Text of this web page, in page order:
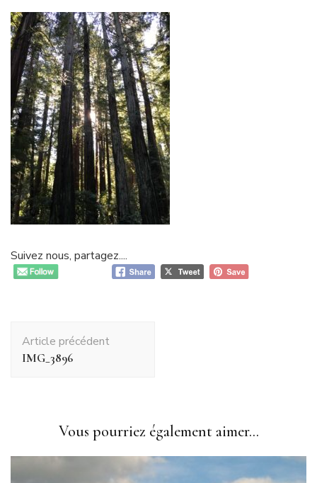
Suivez nous, partagez....
d'article
Article précédent
IMG_3896
Vous pourriez également aimer...